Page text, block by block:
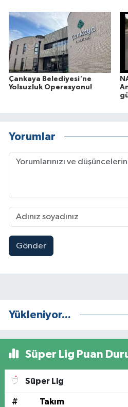
Çankaya Belediyesi'ne
Yolsuzluk Operasyonu!
Yorumlar
Gönder
Yükleniyor...
Süper Lig Puan
Süper Lig
# Takım